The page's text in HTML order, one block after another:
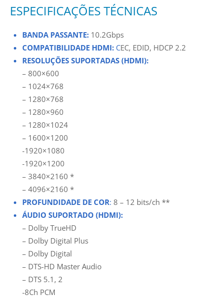
ESPECIFICAÇÕES TÉCNICAS
BANDA PASSANTE: 10.2Gbps
COMPATIBILIDADE HDMI: CEC, EDID, HDCP 2.2
RESOLUÇÕES SUPORTADAS (HDMI):
– 800×600
– 1024×768
– 1280×768
– 1280×960
– 1280×1024
– 1600×1200
-1920×1080
-1920×1200
– 3840×2160 *
– 4096×2160 *
PROFUNDIDADE DE COR: 8 – 12 bits/ch **
ÁUDIO SUPORTADO (HDMI):
– Dolby TrueHD
– Dolby Digital Plus
– Dolby Digital
– DTS-HD Master Audio
– DTS 5.1, 2
-8Ch PCM